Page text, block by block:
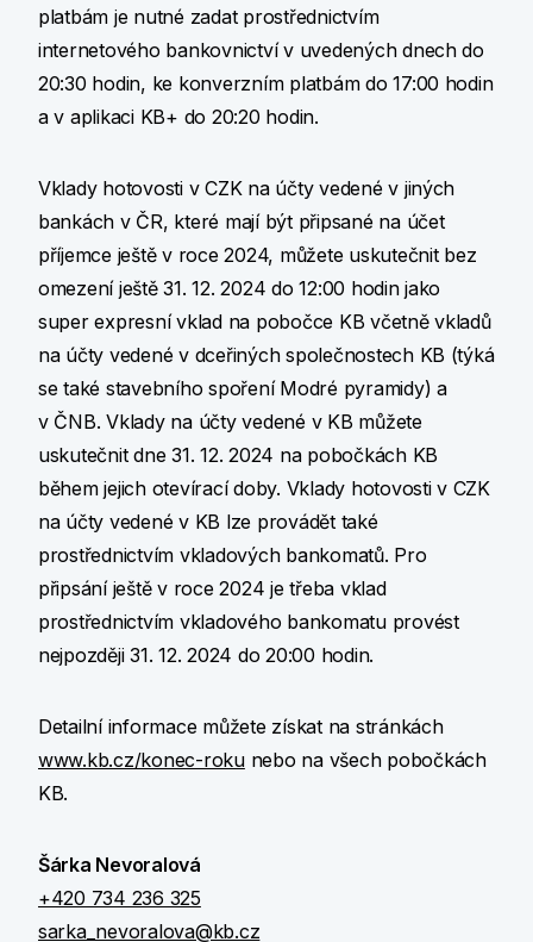
platbám je nutné zadat prostřednictvím
internetového bankovnictví v uvedených dnech do
20:30 hodin, ke konverzním platbám do 17:00 hodin
a v aplikaci KB+ do 20:20 hodin.
Vklady hotovosti v CZK na účty vedené v jiných
bankách v ČR, které mají být připsané na účet
příjemce ještě v roce 2024, můžete uskutečnit bez
omezení ještě 31. 12. 2024 do 12:00 hodin jako
super expresní vklad na pobočce KB včetně vkladů
na účty vedené v dceřiných společnostech KB (týká
se také stavebního spoření Modré pyramidy) a
v ČNB. Vklady na účty vedené v KB můžete
uskutečnit dne 31. 12. 2024 na pobočkách KB
během jejich otevírací doby. Vklady hotovosti v CZK
na účty vedené v KB lze provádět také
prostřednictvím vkladových bankomatů. Pro
připsání ještě v roce 2024 je třeba vklad
prostřednictvím vkladového bankomatu provést
nejpozději 31. 12. 2024 do 20:00 hodin.
Detailní informace můžete získat na stránkách
www.kb.cz/konec-rokunebo na všech pobočkách
KB.
Šárka Nevoralová
+420 734 236 325
sarka_nevoralova@kb.cz